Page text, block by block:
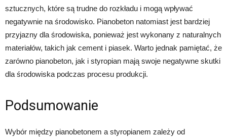
sztucznych, które są trudne do rozkładu i mogą wpływać
negatywnie na środowisko. Pianobeton natomiast jest bardziej
przyjazny dla środowiska, ponieważ jest wykonany z naturalnych
materiałów, takich jak cement i piasek. Warto jednak pamiętać, że
zarówno pianobeton, jak i styropian mają swoje negatywne skutki
dla środowiska podczas procesu produkcji.
Podsumowanie
Wybór między pianobetonem a styropianem zależy od